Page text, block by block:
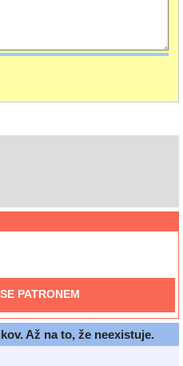
PATRONEM
Až na to, že neexistuje.